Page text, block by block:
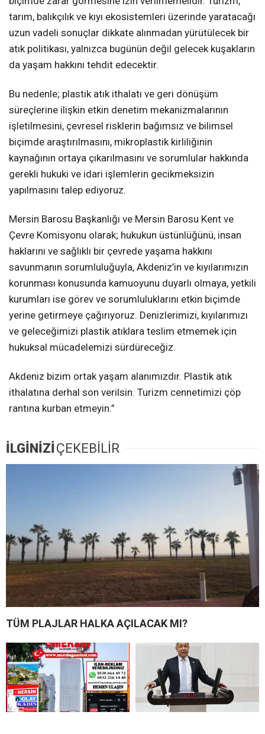
tarım, balıkçılık ve kıyı ekosistemleri üzerinde yaratacağı
uzun vadeli sonuçlar dikkate alınmadan yürütülecek bir
atık politikası, yalnızca bugünün değil gelecek kuşakların
da yaşam hakkını tehdit edecektir.
Bu nedenle; plastik atık ithalatı ve geri dönüşüm
süreçlerine ilişkin etkin denetim mekanizmalarının
işletilmesini, çevresel risklerin bağımsız ve bilimsel
biçimde araştırılmasını, mikroplastik kirliliğinin
kaynağının ortaya çıkarılmasını ve sorumlular hakkında
gerekli hukuki ve idari işlemlerin gecikmeksizin
yapılmasını talep ediyoruz.
Mersin Barosu Başkanlığı ve Mersin Barosu Kent ve
Çevre Komisyonu olarak; hukukun üstünlüğünü, insan
haklarını ve sağlıklı bir çevrede yaşama hakkını
savunmanın sorumluluğuyla, Akdeniz’in ve kıyılarımızın
korunması konusunda kamuoyunu duyarlı olmaya, yetkili
kurumları ise görev ve sorumluluklarını etkin biçimde
yerine getirmeye çağırıyoruz. Denizlerimizi, kıyılarımızı
ve geleceğimizi plastik atıklara teslim etmemek için
hukuksal mücadelemizi sürdüreceğiz.
Akdeniz bizim ortak yaşam alanımızdır. Plastik atık
ithalatına derhal son verilsin. Turizm cennetimizi çöp
rantına kurban etmeyin.”
İLGİNİZİÇEKEBİLİR
TÜM PLAJLAR HALKA AÇILACAK MI?